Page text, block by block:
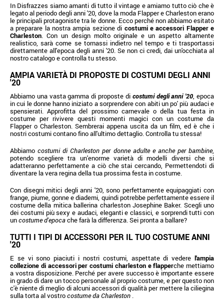
In Disfrazzes siamo amanti di tutto il vintage e amiamo tutto ciò che è
legato al periodo degli anni '20, dove la moda Flapper e Charleston erano
le principali protagoniste tra le donne. Ecco perché non abbiamo esitato
a preparare la nostra ampia sezione di costumi e accessori Flapper e
Charleston. Con un design molto originale e un aspetto altamente
realistico, sarà come se tornassi indietro nel tempo e ti trasportassi
direttamente all'epoca degli anni '20. Se non ci credi, dai un'occhiata al
nostro catalogo e controlla tu stesso.
AMPIA VARIETÀ DI PROPOSTE DI COSTUMI DEGLI ANNI
'20
Abbiamo una vasta gamma di proposte di costumi degli anni '20, epoca
in cui le donne hanno iniziato a sorprendere con abiti un po' più audaci e
spensierati. Approfitta del prossimo carnevale o della tua festa in
costume per rivivere questi momenti magici con un costume da
Flapper o Charleston. Sembrerai appena uscita da un film, ed è che i
nostri costumi contano fino all'ultimo dettaglio. Controlla tu stessa!
Abbiamo costumi di Charleston per donne adulte e anche per bambine,
potendo scegliere tra un'enorme varietà di modelli diversi che si
adatteranno perfettamente a ciò che stai cercando, Permettendoti di
diventare la vera regina della tua prossima festa in costume.
Con disegni mitici degli anni '20, sono perfettamente equipaggiati con
frange, piume, gonne e diademi, quindi potrebbe perfettamente essere il
costume della mitica ballerina charleston Josephine Baker. Scegli uno
dei costumi più sexy e audaci, eleganti e classici, e sorprendi tutti con
uncostume d'epocache farà la differenza. Sei pronta a ballare?
TUTTI I TIPI DI ACCESSORI PER IL TUO COSTUME ANNI
'20
E se vi sono piaciuti i nostri costumi, aspettate di vedere l'ampia
collezione di accessori per costumi charleston e flapperche mettiamo
a vostra disposizione. Perché per avere successo è importante essere
in grado di dare un tocco personale al proprio costume, e per questo non
c'è niente di meglio di alcuni accessori di qualità per mettere la ciliegina
sulla torta al vostrocostume da Charleston .